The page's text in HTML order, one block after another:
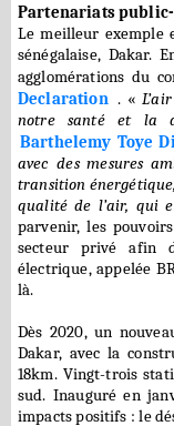
Partenariats
Le meilleur exemple
sénégalaise, Dakar.
agglomérations du
Declaration . «
notre santé et la
Barthelemy Toye
avec des mesures
transition
qualité de l’air, qui
parvenir, les
secteur privé afin
électrique, appelée
là.
Dès 2020, un
Dakar, avec la
18km. Vingt-trois
sud. Inauguré en
impacts positifs : le